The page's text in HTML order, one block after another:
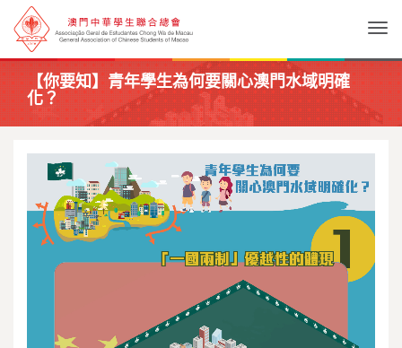
【你要知】青年學生為何要關心澳門水域明確
化？